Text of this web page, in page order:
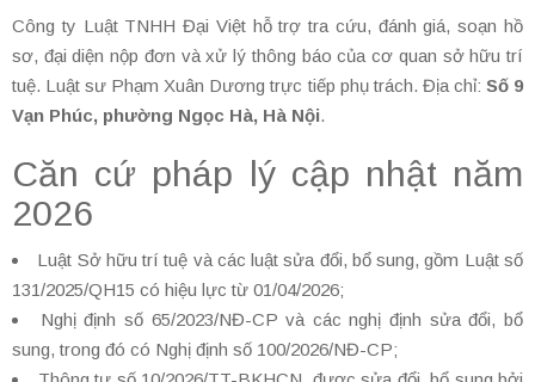
Công ty Luật TNHH Đại Việt hỗ trợ tra cứu, đánh giá, soạn hồ
sơ, đại diện nộp đơn và xử lý thông báo của cơ quan sở hữu trí
tuệ. Luật sư Phạm Xuân Dương trực tiếp phụ trách. Địa chỉ: Số 9
Vạn Phúc, phường Ngọc Hà, Hà Nội.
Căn cứ pháp lý cập nhật năm
2026
Luật Sở hữu trí tuệ và các luật sửa đổi, bổ sung, gồm Luật số
131/2025/QH15 có hiệu lực từ 01/04/2026;
Nghị định số 65/2023/NĐ-CP và các nghị định sửa đổi, bổ
sung, trong đó có Nghị định số 100/2026/NĐ-CP;